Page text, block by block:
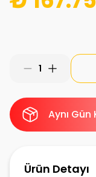
1
Aynı Gün
Ürün Detayı